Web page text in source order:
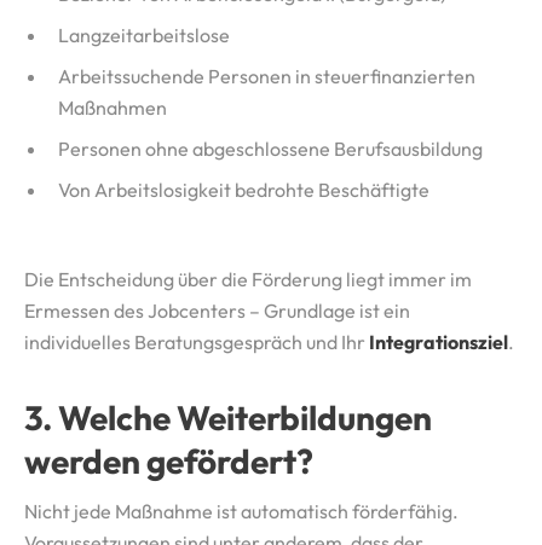
Langzeitarbeitslose
Arbeitssuchende Personen in steuerfinanzierten
Maßnahmen
Personen ohne abgeschlossene Berufsausbildung
Von Arbeitslosigkeit bedrohte Beschäftigte
Die Entscheidung über die Förderung liegt immer im
Ermessen des Jobcenters – Grundlage ist ein
individuelles Beratungsgespräch und Ihr Integrationsziel.
3. Welche Weiterbildungen
werden gefördert?
Nicht jede Maßnahme ist automatisch förderfähig.